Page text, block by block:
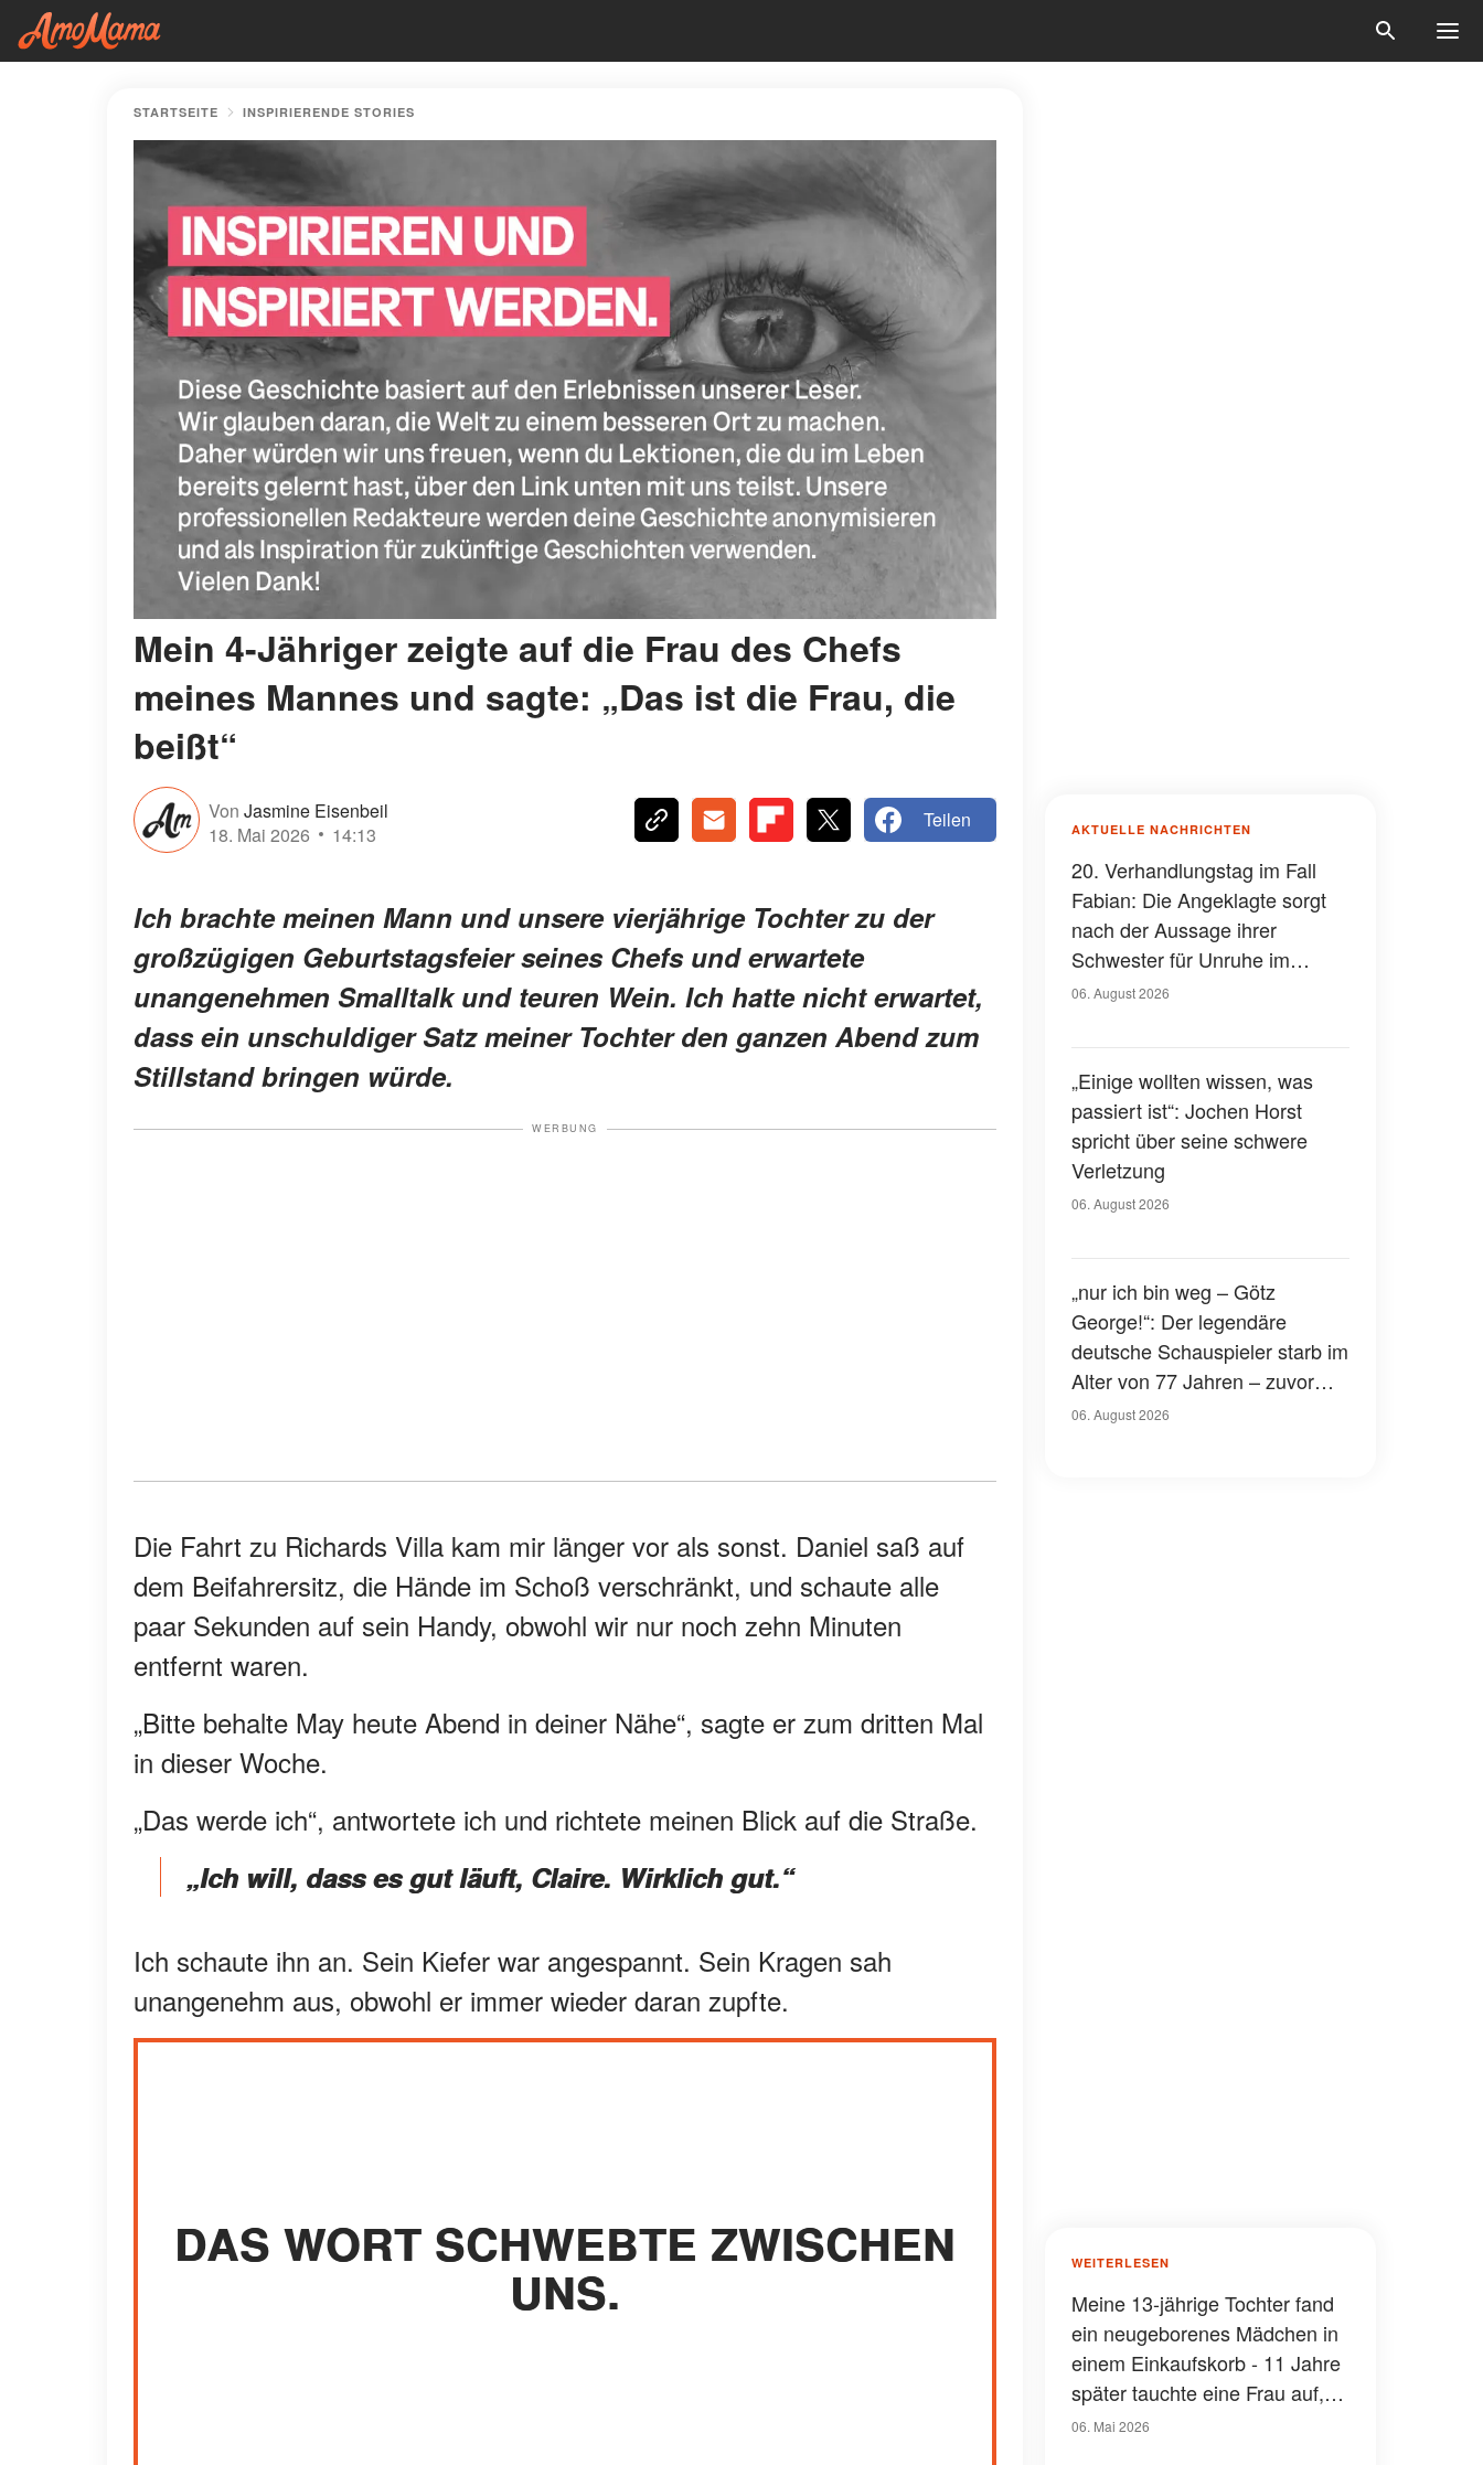
STARTSEITE INSPIRIERENDE STORIES
Mein 4-Jähriger zeigte auf die Frau des Chefs
meines Mannes und sagte: „Das ist die Frau, die
beißt“
Von Jasmine Eisenbeil
18. Mai 2026
14:13
Teilen
Ich brachte meinen Mann und unsere vierjährige Tochter zu der
großzügigen Geburtstagsfeier seines Chefs und erwartete
unangenehmen Smalltalk und teuren Wein. Ich hatte nicht erwartet,
dass ein unschuldiger Satz meiner Tochter den ganzen Abend zum
Stillstand bringen würde.
WERBUNG
Die Fahrt zu Richards Villa kam mir länger vor als sonst. Daniel saß auf
dem Beifahrersitz, die Hände im Schoß verschränkt, und schaute alle
paar Sekunden auf sein Handy, obwohl wir nur noch zehn Minuten
entfernt waren.
„Bitte behalte May heute Abend in deiner Nähe“, sagte er zum dritten Mal
in dieser Woche.
„Das werde ich“, antwortete ich und richtete meinen Blick auf die Straße.
„Ich will, dass es gut läuft, Claire. Wirklich gut.“
Ich schaute ihn an. Sein Kiefer war angespannt. Sein Kragen sah
unangenehm aus, obwohl er immer wieder daran zupfte.
DAS WORT SCHWEBTE ZWISCHEN
UNS.
AKTUELLE NACHRICHTEN
20. Verhandlungstag im Fall
Fabian: Die Angeklagte sorgt
nach der Aussage ihrer
Schwester für Unruhe im
Gerichtssaal – was ist
06. August 2026
„Einige wollten wissen, was
passiert ist“: Jochen Horst
spricht über seine schwere
Verletzung
06. August 2026
„nur ich bin weg – Götz
George!“: Der legendäre
deutsche Schauspieler starb im
Alter von 77 Jahren – zuvor
hatte er über seinen eigenen
06. August 2026
WEITERLESEN
Meine 13-jährige Tochter fand
ein neugeborenes Mädchen in
einem Einkaufskorb - 11 Jahre
später tauchte eine Frau auf,
die behauptete, ihre Mutter zu
06. Mai 2026